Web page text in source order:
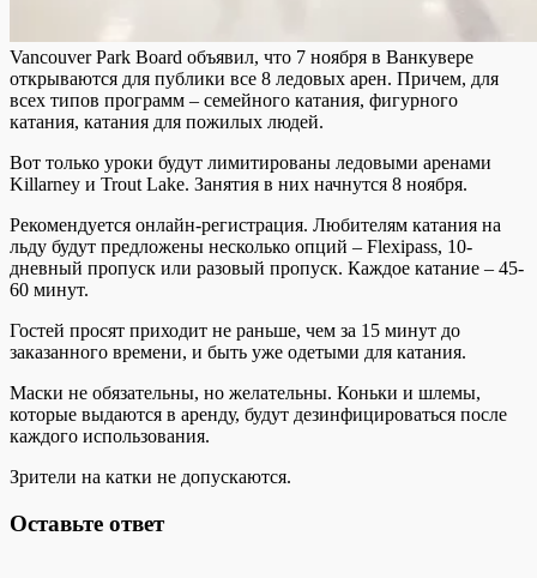
Vancouver Park Board объявил, что 7 ноября в Ванкувере
открываются для публики все 8 ледовых арен. Причем, для
всех типов программ – семейного катания, фигурного
катания, катания для пожилых людей.
Вот только уроки будут лимитированы ледовыми аренами
Killarney и Trout Lake. Занятия в них начнутся 8 ноября.
Рекомендуется онлайн-регистрация. Любителям катания на
льду будут предложены несколько опций – Flexipass, 10-
дневный пропуск или разовый пропуск. Каждое катание – 45-
60 минут.
Гостей просят приходит не раньше, чем за 15 минут до
заказанного времени, и быть уже одетыми для катания.
Маски не обязательны, но желательны. Коньки и шлемы,
которые выдаются в аренду, будут дезинфицироваться после
каждого использования.
Зрители на катки не допускаются.
Оставьте ответ